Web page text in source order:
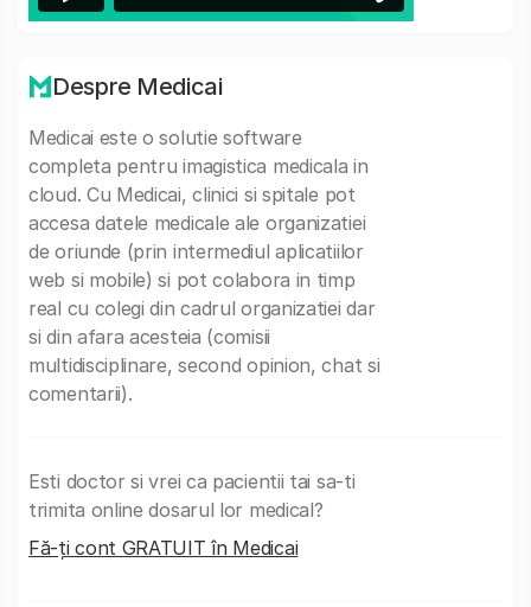
Despre Medicai
Medicai este o solutie software
completa pentru imagistica medicala in
cloud. Cu Medicai, clinici si spitale pot
accesa datele medicale ale organizatiei
de oriunde (prin intermediul aplicatiilor
web si mobile) si pot colabora in timp
real cu colegi din cadrul organizatiei dar
si din afara acesteia (comisii
multidisciplinare, second opinion, chat si
comentarii).
Esti doctor si vrei ca pacientii tai sa-ti
trimita online dosarul lor medical?
Fă-ți cont GRATUIT în Medicai